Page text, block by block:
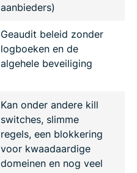
aanbieders)
Geaudit beleid zonder
logboeken en de
algehele beveiliging
Kan onder andere kill
switches, slimme
regels, een blokkering
voor kwaadaardige
domeinen en nog veel